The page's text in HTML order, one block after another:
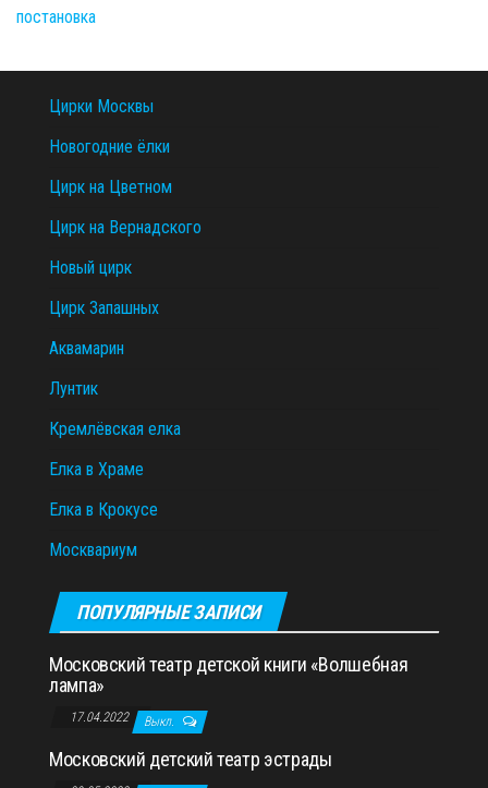
Цирки Москвы
Новогодние ёлки
Цирк на Цветном
Цирк на Вернадского
Новый цирк
Цирк Запашных
Аквамарин
Лунтик
Кремлёвская елка
Елка в Храме
Елка в Крокусе
Москвариум
ПОПУЛЯРНЫЕ ЗАПИСИ
Московский театр детской книги «Волшебная
лампа»
17.04.2022 Выкл.
Московский детский театр эстрады